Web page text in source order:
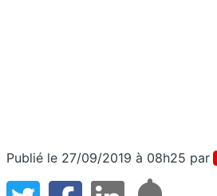
Publié le 27/09/2019 à 08h25 par